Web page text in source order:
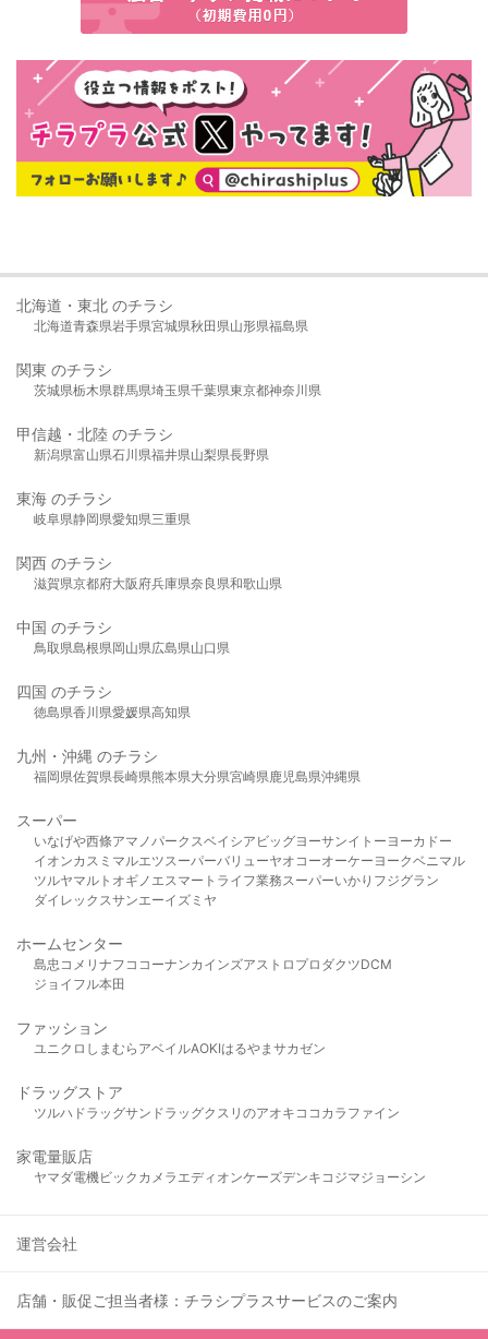
北海道・東北 のチラシ
北海道青森県岩手県宮城県秋田県山形県福島県
関東 のチラシ
茨城県栃木県群馬県埼玉県千葉県東京都神奈川県
甲信越・北陸 のチラシ
新潟県富山県石川県福井県山梨県長野県
東海 のチラシ
岐阜県静岡県愛知県三重県
関西 のチラシ
滋賀県京都府大阪府兵庫県奈良県和歌山県
中国 のチラシ
鳥取県島根県岡山県広島県山口県
四国 のチラシ
徳島県香川県愛媛県高知県
九州・沖縄 のチラシ
福岡県佐賀県長崎県熊本県大分県宮崎県鹿児島県沖縄県
スーパー
いなげや西條アマノパークスベイシア ビッグヨーサンイトーヨーカドー
イオンカスミ マルエツスーパーバリューヤオコーオーケー ヨークベニマル
ツルヤマルト オギノ エスマート ライフ業務スーパーいかり フジグラン
ダイレックスサンエーイズミヤ
ホームセンター
島忠 コメリ ナフコ コーナンカインズアストロプロダクツDCM
ジョイフル本田
ファッション
ユニクロ しまむら アベイルAOKIはるやま サカゼン
ドラッグストア
ツルハドラッグサンドラッグクスリのアオキ ココカラファイン
家電量販店
ヤマダ電機ビックカメラ エディオンケーズデンキ コジマジョーシン
運営会社
店舗・販促ご担当者様：チラシプラスサービスのご案内